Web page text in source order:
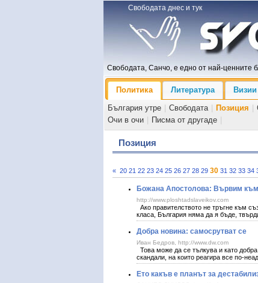
Свободата днес и тук
Свободата, Санчо, е едно от най-ценните
Политика Литература Визии
България утре
Свободата Позиция
Очи в очи
Писма от другаде
Позиция
« 20 21 22 23 24 25 26 27 28 29 30 31 32 33 34
Божана Апостолова: Вървим към
http://www.ploshtadslaveikov.com
Ако правителството не тръгне към
класа, България няма да я бъде,
Добра новина: самосрутват се
Иван Бедров, http://www.dw.com
Това може да се тълкува и като
скандали, на които реагира все по-
Ето какъв е планът за